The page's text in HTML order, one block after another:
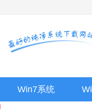
Win7系统